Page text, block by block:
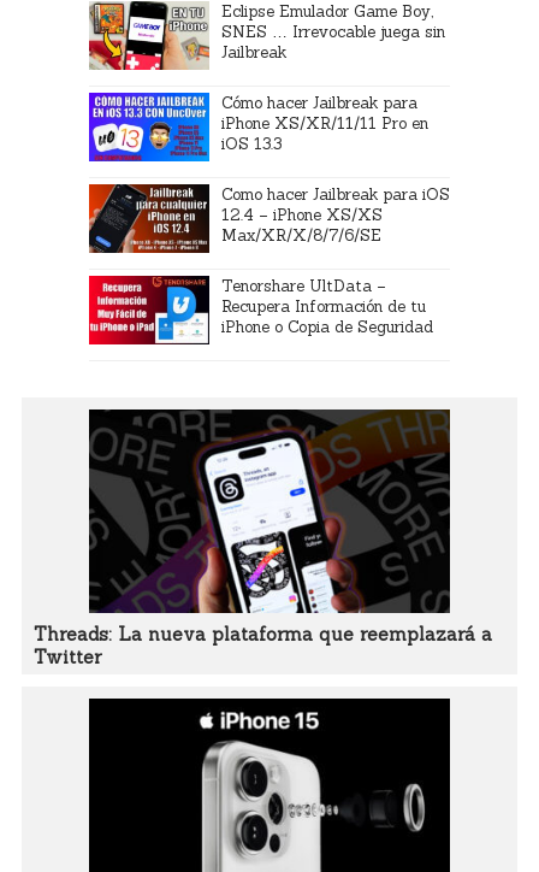
Eclipse Emulador Game Boy,
SNES … Irrevocable juega sin
Jailbreak
Cómo hacer Jailbreak para
iPhone XS/XR/11/11 Pro en
iOS 13.3
Como hacer Jailbreak para iOS
12.4 – iPhone XS/XS
Max/XR/X/8/7/6/SE
Tenorshare UltData –
Recupera Información de tu
iPhone o Copia de Seguridad
Threads: La nueva plataforma que reemplazará a
Twitter